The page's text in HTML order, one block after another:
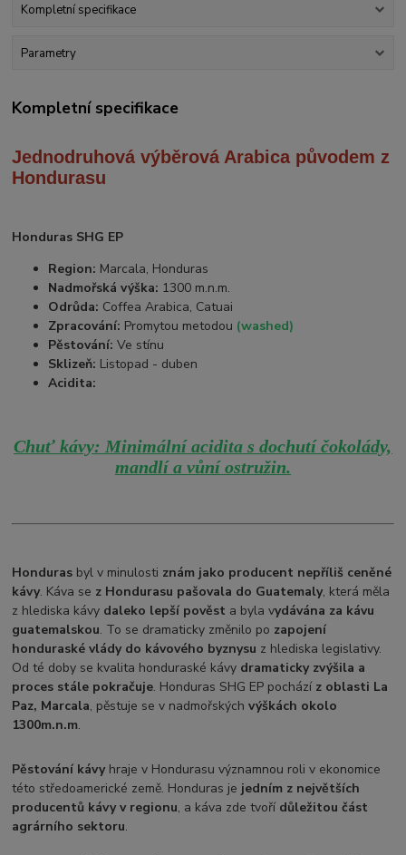
Kompletní specifikace
Parametry
Kompletní specifikace
Jednodruhová výběrová Arabica původem z
Hondurasu
Honduras SHG EP
Region: Marcala, Honduras
Nadmořská výška: 1300 m.n.m.
Odrůda: Coffea Arabica, Catuai
Zpracování: Promytou metodou (washed)
Pěstování: Ve stínu
Sklizeň: Listopad - duben
Acidita:
Chuť kávy: Minimální acidita s dochutí čokolády,
mandlí a vůní ostružin.
Honduras byl v minulosti znám jako producent nepříliš ceněné
kávy. Káva se z Hondurasu pašovala do Guatemaly, která měla
z hlediska kávy daleko lepší pověst a byla vydávána za kávu
guatemalskou. To se dramaticky změnilo po zapojení
honduraské vlády do kávového byznysu z hlediska legislativy.
Od té doby se kvalita honduraské kávy dramaticky zvýšila a
proces stále pokračuje. Honduras SHG EP pochází z oblasti La
Paz, Marcala, pěstuje se v nadmořskýchvýškách okolo
1300m.n.m.
Pěstování kávyhraje v Hondurasu významnou roli v ekonomice
této středoamerické země. Honduras je jedním z největších
producentů kávy v regionu, a káva zde tvoří důležitou část
agrárního sektoru.